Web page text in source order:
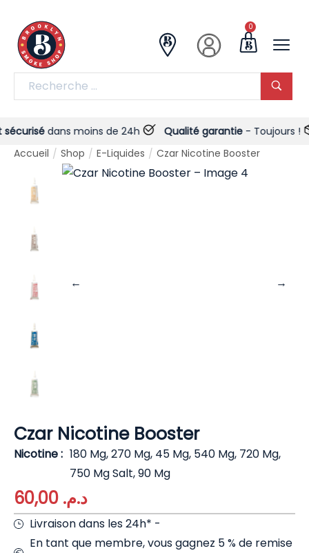
0
dans moins de 24h Qualité garantie- Toujours !
Accueil / Shop / E-Liquides / Czar Nicotine Booster
Czar Nicotine Booster
Nicotine
180 Mg, 270 Mg, 45 Mg, 540 Mg, 720 Mg,
750 Mg Salt, 90 Mg
د.م.
Livraison dans les 24h* -
En tant que membre, vous gagnez 5 % de remise